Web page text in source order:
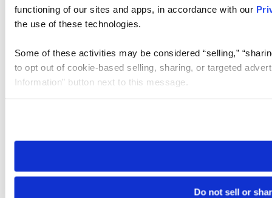
functioning of our sites and apps, in accordance with our
the use of these technologies.
Some of these activities may be considered “selling,”
to opt out of cookie-based selling, sharing, or targeted
Information” button next to this message.
need to be set again.
Do not sell or